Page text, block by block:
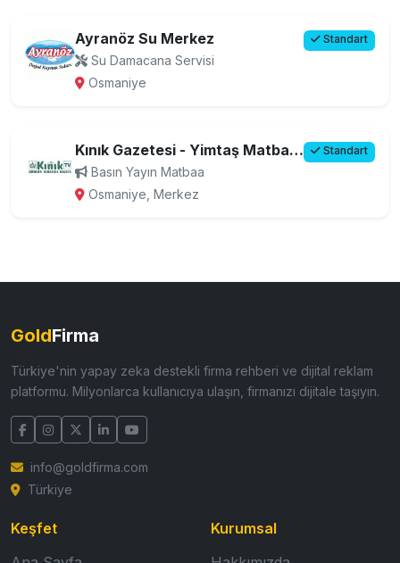
Ayranöz Su Merkez Standart
Su Damacana Servisi
Osmaniye
Kınık Gazetesi - Yimtaş Matbaacılık Ltd. Şti. Standart
Basın Yayın Matbaa
Osmaniye, Merkez
GoldFirma
Türkiye'nin yapay zeka destekli firma rehberi ve dijital reklam
platformu. Milyonlarca kullanıcıya ulaşın, firmanızı dijitale taşıyın.
info@goldfirma.com
Türkiye
Keşfet
Kurumsal